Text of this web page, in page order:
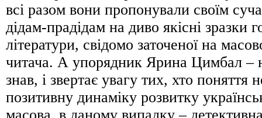
всі разом вони пропонували своїм
дідам-прадідам на диво якісні зразки
літератури, свідомо заточеної на
читача. А упорядник Ярина Цимбал –
знав, і звертає увагу тих, хто поняття
позитивну динаміку розвитку